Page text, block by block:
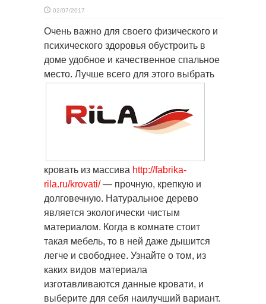
02/07/2017
Очень важно для своего физического и
психического здоровья обустроить в
доме удобное и качественное спальное
место. Лучше всего для этого выбрать
кровать из массива http://fabrika-
rila.ru/krovati/— прочную, крепкую и
долговечную. Натуральное дерево
является экологически чистым
материалом. Когда в комнате стоит
такая мебель, то в ней даже дышится
легче и свободнее. Узнайте о том, из
каких видов материала
изготавливаются данные кровати, и
выберите для себя наилучший вариант.